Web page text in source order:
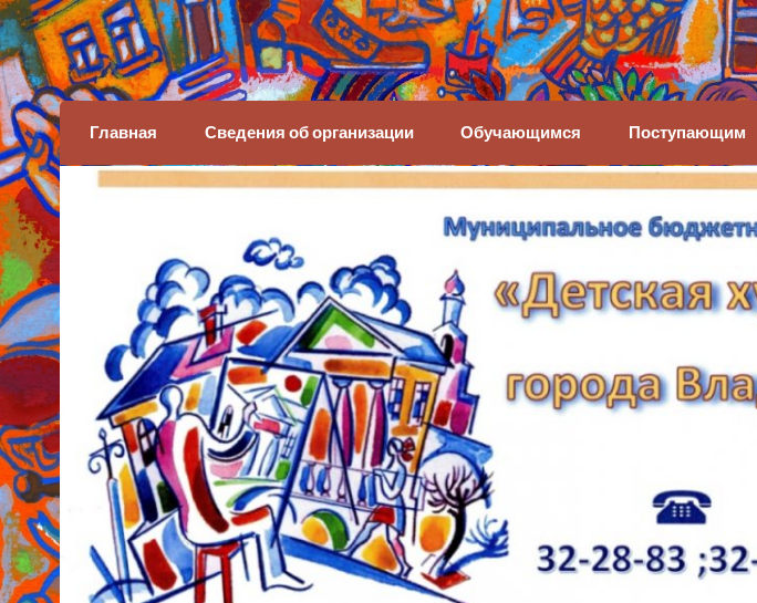
Детская художественная школа
Главная Сведения об организации Обучающимся Поступающим